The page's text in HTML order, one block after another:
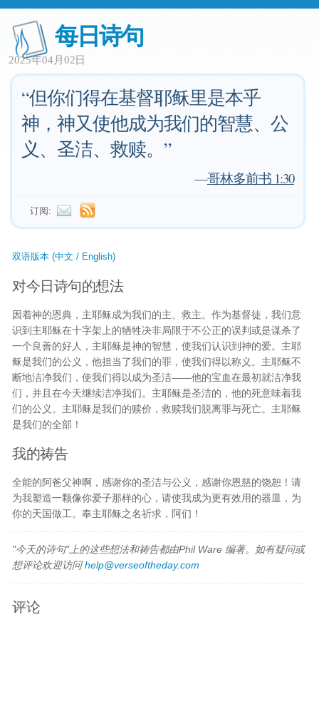
每日诗句
2025年04月02日
“但你们得在基督耶稣里是本乎
神，神又使他成为我们的智慧、公
义、圣洁、救赎。”
—哥林多前书 1:30
订阅:
双语版本 (中文 / English)
对今日诗句的想法
因着神的恩典，主耶稣成为我们的主、救主。作为基督徒，我们意
识到主耶稣在十字架上的牺牲决非局限于不公正的误判或是谋杀了
一个良善的好人，主耶稣是神的智慧，使我们认识到神的爱。主耶
稣是我们的公义，他担当了我们的罪，使我们得以称义。主耶稣不
断地洁净我们，使我们得以成为圣洁——他的宝血在最初就洁净我
们，并且在今天继续洁净我们。主耶稣是圣洁的，他的死意味着我
们的公义。主耶稣是我们的赎价，救赎我们脱离罪与死亡。主耶稣
是我们的全部！
我的祷告
全能的阿爸父神啊，感谢你的圣洁与公义，感谢你恩慈的饶恕！请
为我塑造一颗像你爱子那样的心，请使我成为更有效用的器皿，为
你的天国做工。奉主耶稣之名祈求，阿们！
"今天的诗句"上的这些想法和祷告都由Phil Ware 编著。如有疑问或
想评论欢迎访问help@verseoftheday.com
评论